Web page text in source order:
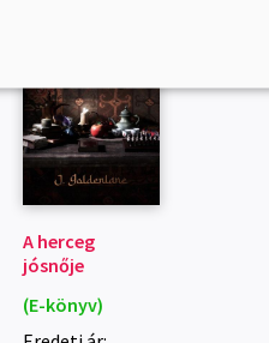
A herceg
jósnője
(E-könyv)